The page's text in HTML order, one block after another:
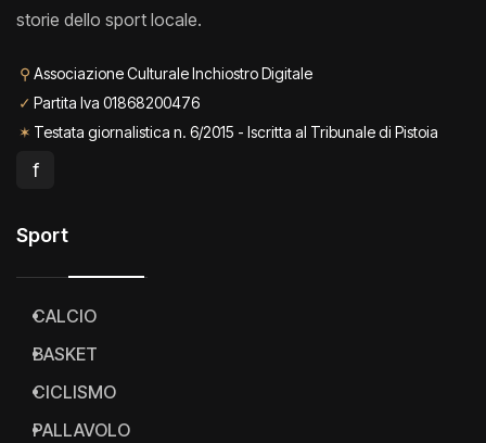
storie dello sport locale.
⚲ Associazione Culturale Inchiostro Digitale
✓ Partita Iva 01868200476
✶ Testata giornalistica n. 6/2015 - Iscritta al Tribunale di Pistoia
f
Sport
CALCIO
BASKET
CICLISMO
PALLAVOLO